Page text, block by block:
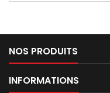
NOS PRODUITS
INFORMATIONS